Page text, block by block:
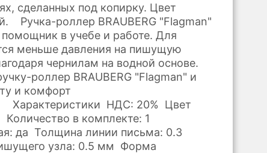
сделанных под копирку. Цвет
Ручка-роллер BRAUBERG "Flagman"
в учебе и работе. Для
меньше давления на пишущую
чернилам на водной основе.
роллер BRAUBERG "Flagman" и
и комфорт
Характеристики НДС: 20% Цвет
в комплекте: 1
да Толщина линии письма: 0.3
узла: 0.5 мм Форма